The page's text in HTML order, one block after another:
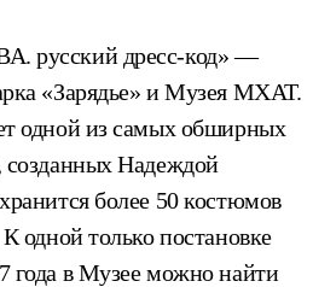
русский дресс-код» —
«Зарядье» и Музея МХАТ.
одной из самых обширных
созданных Надеждой
более 50 костюмов
одной только постановке
года в Музее можно найти